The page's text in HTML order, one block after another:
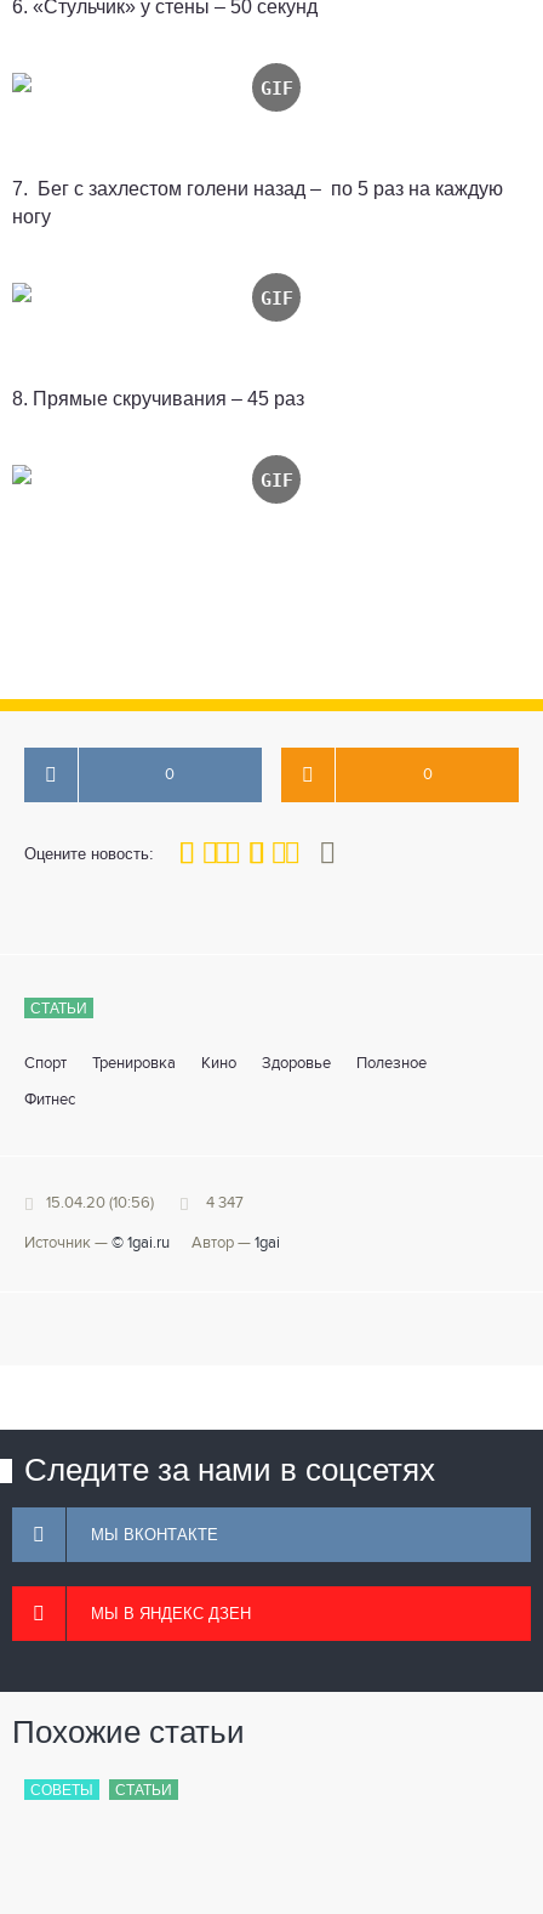
6. «Стульчик» у стены – 50 секунд
7. Бег с захлестом голени назад – по 5 раз на каждую
ногу
8. Прямые скручивания – 45 раз
0 0
Оцените новость:
80
1 3 4 5
СТАТЬИ
Спорт Тренировка Кино Здоровье Полезное
Фитнес
15.04.20 (10:56) 4 347
Источник — © 1gai.ru Автор — 1gai
Следите за нами в соцсетях
МЫ ВКОНТАКТЕ
МЫ В ЯНДЕКС ДЗЕН
Похожие статьи
СОВЕТЫ СТАТЬИ